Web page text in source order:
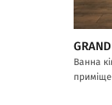
Ванна